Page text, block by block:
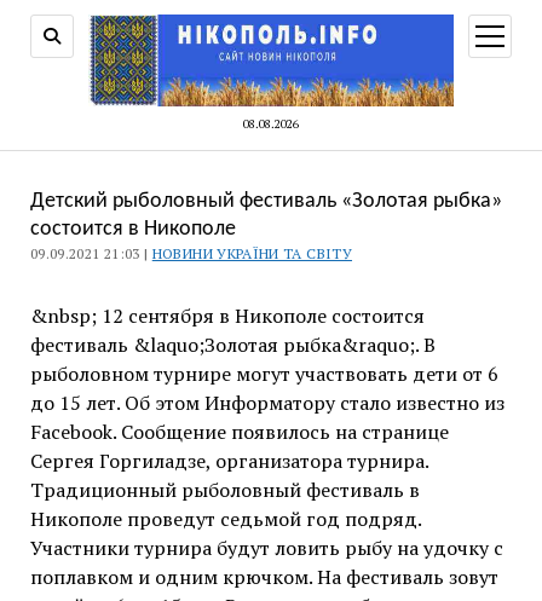
08.08.2026
меню
Детский рыболовный фестиваль «Золотая рыбка»
состоится в Никополе
09.09.2021 21:03 | НОВИНИ УКРАЇНИ ТА СВІТУ
&nbsp; 12 сентября в Никополе состоится
фестиваль &laquo;Золотая рыбка&raquo;. В
рыболовном турнире могут участвовать дети от 6
до 15 лет. Об этом Информатору стало известно из
Facebook. Сообщение появилось на странице
Сергея Горгиладзе, организатора турнира.
Традиционный рыболовный фестиваль в
Никополе проведут седьмой год подряд.
Участники турнира будут ловить рыбу на удочку с
поплавком и одним крючком. На фестиваль зовут